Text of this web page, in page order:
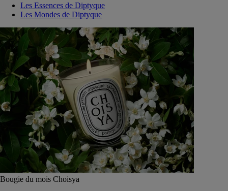
Les Essences de Diptyque
Les Mondes de Diptyque
Bougie du mois Choisya